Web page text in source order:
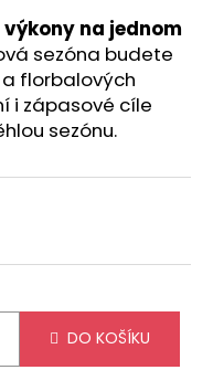
na jednom
sezóna budete
florbalových
i zápasové cíle
sezónu.
DO KOŠÍKU